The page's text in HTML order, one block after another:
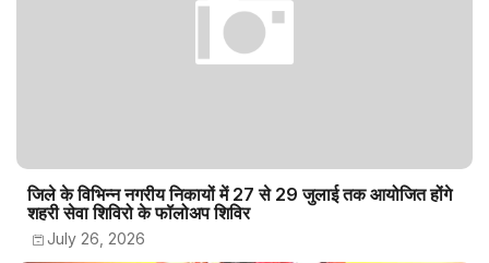
जिले के विभिन्न नगरीय निकायों में 27 से 29 जुलाई तक आयोजित होंगे
शहरी सेवा शिविरो के फॉलोअप शिविर
July 26, 2026